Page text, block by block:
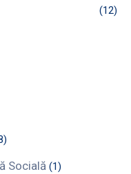
(12)
Socială (1)